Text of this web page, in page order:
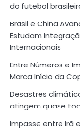
do futebol
Brasil e China
Estudam
Internacionais
Entre Números e
Marca Início da
Desastres
atingem quase
Impasse entre Irã